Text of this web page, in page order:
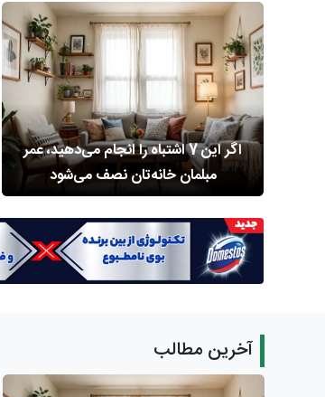
اگر این 7 اشتباه را انجام می‌دهید، عمر
مبلمان خانه‌تان نصف می‌شود
آخرین مطالب